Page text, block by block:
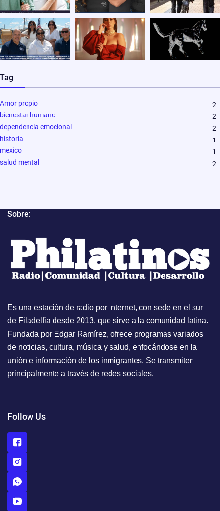
Tag
Amor propio
2
bienestar humano
2
dependencia emocional
2
historia
1
mexico
1
salud mental
2
Sobre:
Es una estación de radio por internet, con sede en el sur
de Filadelfia desde 2013, que sirve a la comunidad latina.
Fundada por Edgar Ramírez, ofrece programas variados
de noticias, cultura, música y salud, enfocándose en la
unión e información de los inmigrantes. Se transmiten
principalmente a través de redes sociales.
Follow Us